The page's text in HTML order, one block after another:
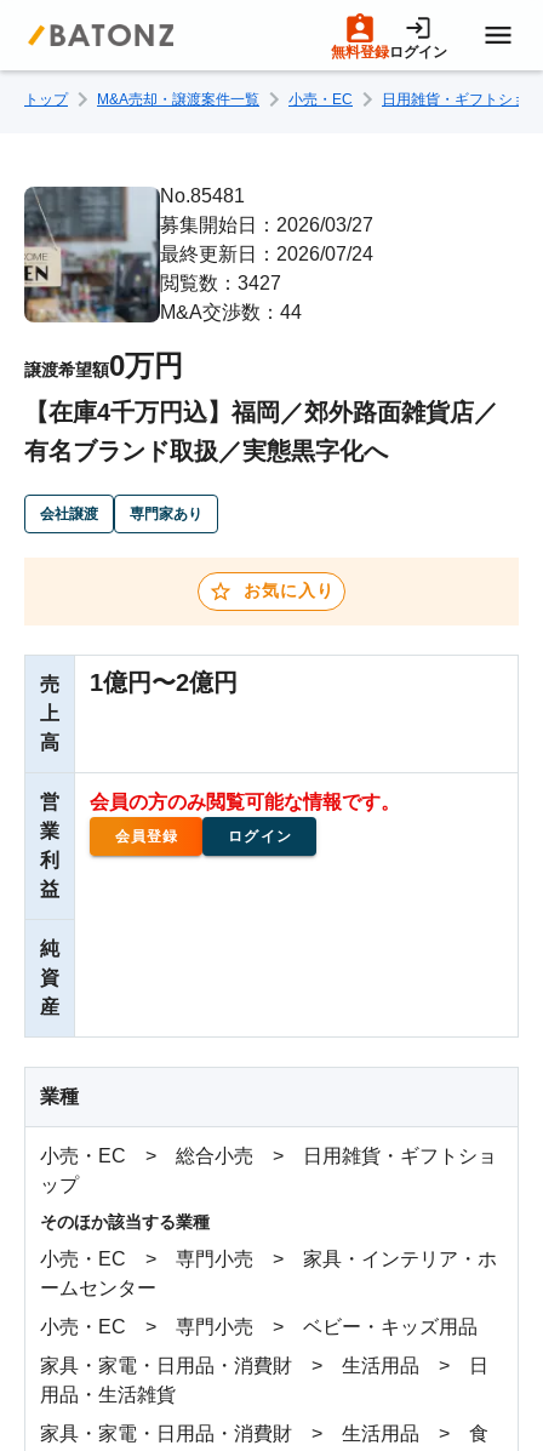
無料登録ログイン
トップページ
M&A案件一覧
売りたい方へ
成約事例
M&A専門家の方へ
トップ M&A売却・譲渡案件一覧 小売・EC 日用雑貨・ギフトショ
No.85481
募集開始日：2026/03/27
最終更新日：2026/07/24
閲覧数：3427
M&A交渉数：44
譲渡希望額0万円
【在庫4千万円込】福岡／郊外路面雑貨店／
有名ブランド取扱／実態黒字化へ
会社譲渡 専門家あり
お気に入り
売
上
高
1億円〜2億円
営
業
利
益
会員の方のみ閲覧可能な情報です。
会員登録 ログイン
純
資
産
業種
小売・EC > 総合小売 > 日用雑貨・ギフトショ
ップ
そのほか該当する業種
小売・EC > 専門小売 > 家具・インテリア・ホ
ームセンター
小売・EC > 専門小売 > ベビー・キッズ用品
家具・家電・日用品・消費財 > 生活用品 > 日
用品・生活雑貨
家具・家電・日用品・消費財 > 生活用品 > 食